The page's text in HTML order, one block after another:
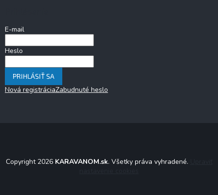
E-mail
Heslo
PRIHLÁSIŤ SA
Nová registráciaZabudnuté heslo
Copyright 2026 KARAVANOM.sk. Všetky práva vyhradené.